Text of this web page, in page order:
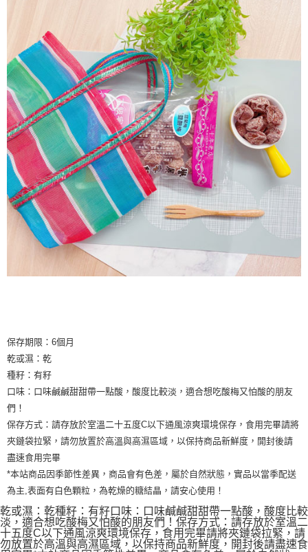
保存期限：6個月
乾或濕：乾
種籽：有籽
口味：口味鹹鹹甜甜帶一點酸，酸度比較淡，適合想吃酸梅又怕酸的朋友
們！
保存方式：請存放於室溫二十五度C以下通風涼爽環境保存，食用完畢請將
夾鏈袋拉緊，請勿放置於高溫與高濕區域，以保持商品新鮮度，開封後請
盡速食用完畢
*本站商品因季節性差異，商品會有色差，屬於自然狀態，實品以當季配送
為主,表面有白色顆粒，為乾燥的糖結晶，請安心使用！
乾或濕：乾種籽：有籽口味：口味鹹鹹甜甜帶一點酸，酸度比較
淡，適合想吃酸梅又怕酸的朋友們！保存方式：請存放於室溫二
十五度C以下通風涼爽環境保存，食用完畢請將夾鏈袋拉緊，請
勿放置於高溫與高濕區域，以保持商品新鮮度，開封後請盡速食